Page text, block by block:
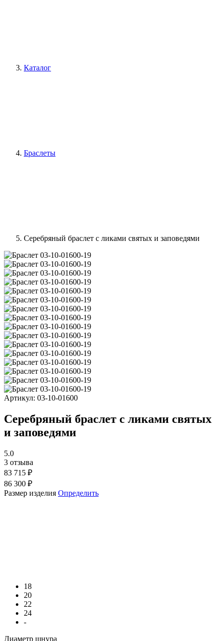
Каталог
Браслеты
Серебряный браслет с ликами святых и заповедями
Артикул: 03-10-01600
Серебряный браслет с ликами святых
и заповедями
5.0
3 отзыва
83 715 ₽
86 300 ₽
Размер изделия Определить
18
20
22
24
-
Диаметр шнура